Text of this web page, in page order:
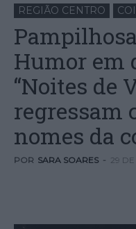
REGIÃO CENTRO
Humor em
“Noites de
regressam
nomes da
POR SARA SOARES - 29